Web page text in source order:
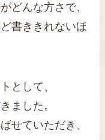
どんな方さで、
書ききれないほ
として、
ました。
せていただき、